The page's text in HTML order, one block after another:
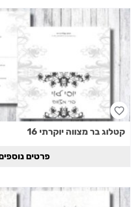
קטלוג בר מצווה יוקרתי 16
פרטים